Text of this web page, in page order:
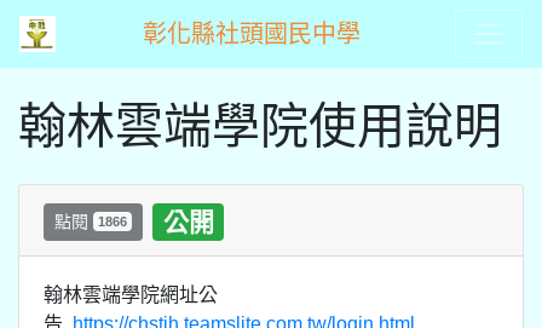
彰化縣社頭國民中學
翰林雲端學院使用說明
點閱 1866 公開
翰林雲端學院網址公